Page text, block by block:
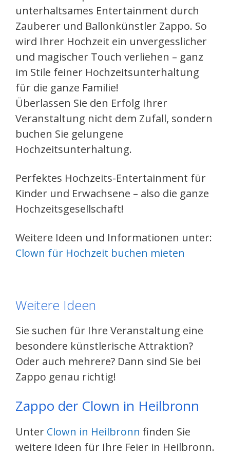
unterhaltsames Entertainment durch
Zauberer und Ballonkünstler Zappo. So
wird Ihrer Hochzeit ein unvergesslicher
und magischer Touch verliehen – ganz
im Stile feiner Hochzeitsunterhaltung
für die ganze Familie!
Überlassen Sie den Erfolg Ihrer
Veranstaltung nicht dem Zufall, sondern
buchen Sie gelungene
Hochzeitsunterhaltung.
Perfektes Hochzeits-Entertainment für
Kinder und Erwachsene – also die ganze
Hochzeitsgesellschaft!
Weitere Ideen und Informationen unter:
Clown für Hochzeit buchen mieten
Weitere Ideen
Sie suchen für Ihre Veranstaltung eine
besondere künstlerische Attraktion?
Oder auch mehrere? Dann sind Sie bei
Zappo genau richtig!
Zappo der Clown in Heilbronn
Unter Clown in Heilbronn finden Sie
weitere Ideen für Ihre Feier in Heilbronn.